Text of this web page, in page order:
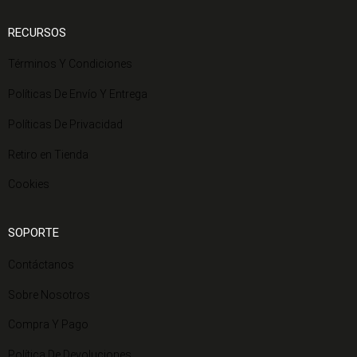
RECURSOS
Términos Y Condiciones
Políticas De Envío Y Entrega
Políticas De Privacidad
Retiro en Tienda
Cookies
SOPORTE
Contáctanos
Sobre Nosotros
Compra Y Pago